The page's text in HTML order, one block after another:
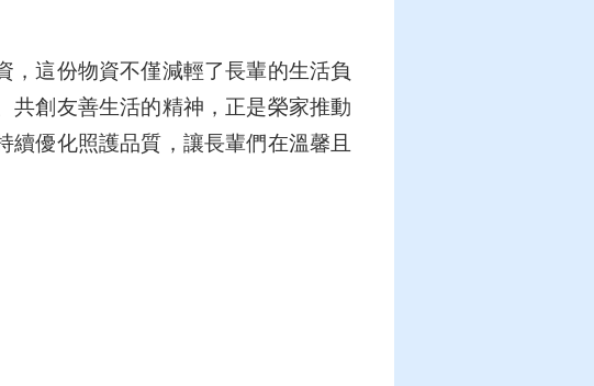
，這份物資不僅減輕了長輩的生活負
共創友善生活的精神，正是榮家推動
續優化照護品質，讓長輩們在溫馨且